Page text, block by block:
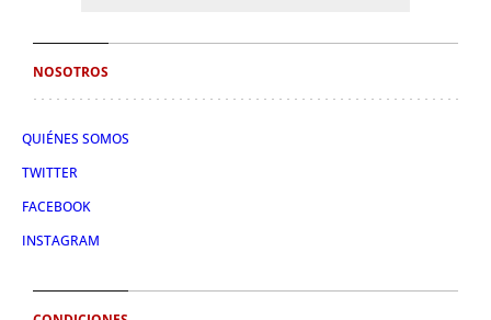
NOSOTROS
QUIÉNES SOMOS
TWITTER
FACEBOOK
INSTAGRAM